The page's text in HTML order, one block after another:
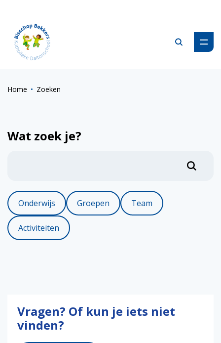
Zoeken
Home Zoeken
Wat zoek je?
Onderwijs Groepen Team
Activiteiten
Vragen? Of kun je iets niet
vinden?